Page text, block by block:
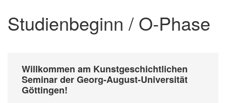
Studienbeginn / O-Phase
Willkommen am Kunstgeschichtlichen
Seminar der Georg-August-Universität
Göttingen!